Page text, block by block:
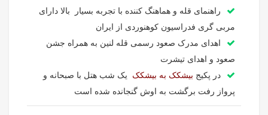
راهنمای قله و هماهنگ کننده با تجربه بسیار بالا دارای
مربی گری فدراسیون کوهنوردی از ایران
اهدای مدرک صعود رسمی قله لنین به همراه جشن
صعود و اهدای تیشرت
در پکیج بیشکک به بیشکک یک شب هتل با صبحانه و
پرواز رفت برگشت به اوش گنجانده شده است